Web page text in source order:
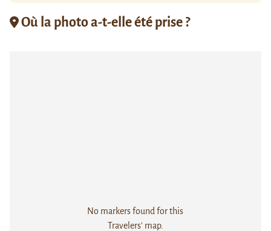
Où la photo a-t-elle été prise ?
No markers found for this
Travelers' map.